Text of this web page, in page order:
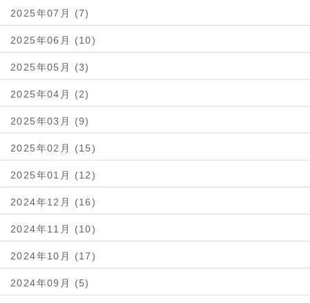
2025年07月 (7)
2025年06月 (10)
2025年05月 (3)
2025年04月 (2)
2025年03月 (9)
2025年02月 (15)
2025年01月 (12)
2024年12月 (16)
2024年11月 (10)
2024年10月 (17)
2024年09月 (5)